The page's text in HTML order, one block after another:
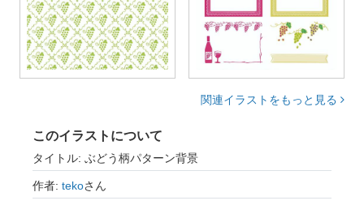
関連イラストをもっと見る
このイラストについて
タイトル: ぶどう柄パターン背景
作者: tekoさん